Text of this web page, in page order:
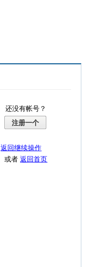
还没有帐号？
注册一个
返回继续操作
或者返回首页